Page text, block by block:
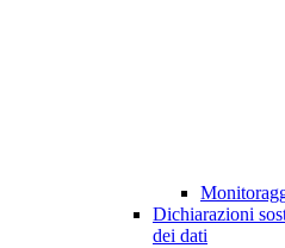
Dichiarazioni
dei dati